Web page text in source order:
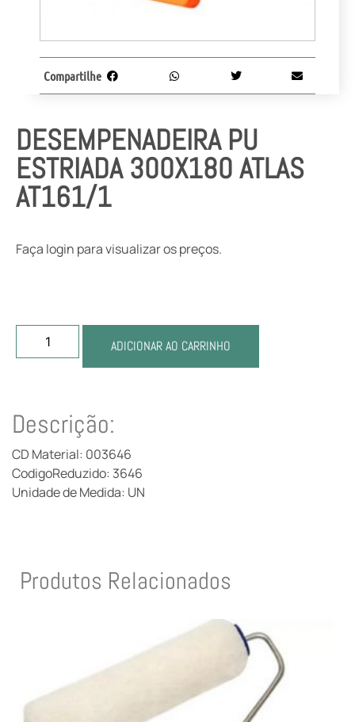
DESEMPENADEIRA PU
ESTRIADA 300X180 ATLAS
AT161/1
Faça login para visualizar os preços.
ADICIONAR AO CARRINHO
Compartilhe
Descrição:
CD Material: 003646
CodigoReduzido: 3646
Unidade de Medida: UN
Produtos Relacionados